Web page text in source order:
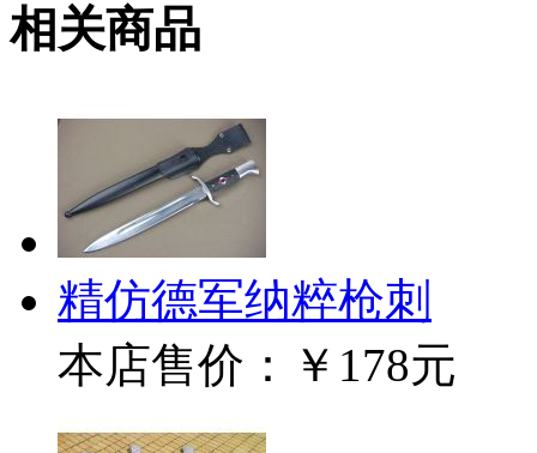
相关商品
精仿德军纳粹枪刺
本店售价：
￥178元